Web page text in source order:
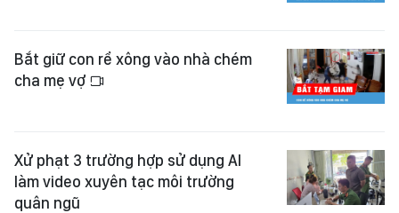
Bắt giữ con rể xông vào nhà chém
cha mẹ vợ
Xử phạt 3 trường hợp sử dụng AI
làm video xuyên tạc môi trường
quân ngũ